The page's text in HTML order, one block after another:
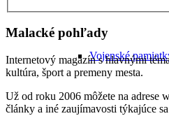
Vojenské
Malacké pohľady
Internetový magazín s hlavnými
kultúra, šport a premeny mesta.
Už od roku 2006 môžete na adrese
články a iné zaujímavosti týkajúce